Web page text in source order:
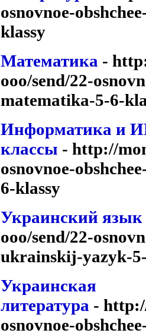
osnovnoe-
klassy
Математика -
ooo/send/22-
matematika-5-6-
Информатика и
классы - http://
osnovnoe-
6-klassy
Украинский язык
ooo/send/22-
ukrainskij-yazyk-
Украинская
литература -
osnovnoe-